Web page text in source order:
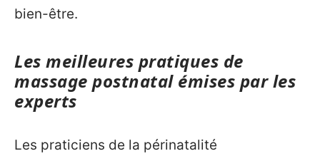
bien-être.
Les meilleures pratiques de
massage postnatal émises par les
experts
Les praticiens de la périnatalité